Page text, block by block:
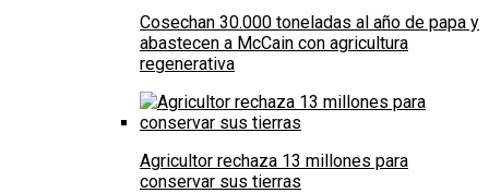
Cosechan 30.000 toneladas al año de papa y
abastecen a McCain con agricultura
regenerativa
Agricultor rechaza 13 millones para
conservar sus tierras